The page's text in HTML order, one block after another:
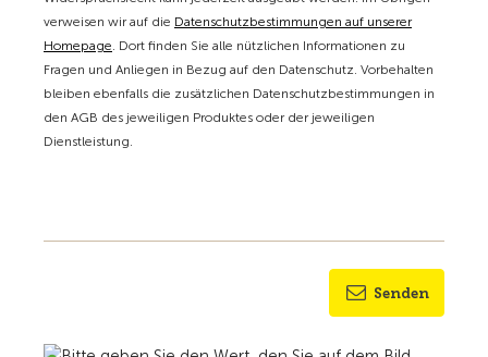
verweisen wir auf die Datenschutzbestimmungen auf unserer
Homepage. Dort finden Sie alle nützlichen Informationen zu
Fragen und Anliegen in Bezug auf den Datenschutz. Vorbehalten
bleiben ebenfalls die zusätzlichen Datenschutzbestimmungen in
den AGB des jeweiligen Produktes oder der jeweiligen
Dienstleistung.
Senden